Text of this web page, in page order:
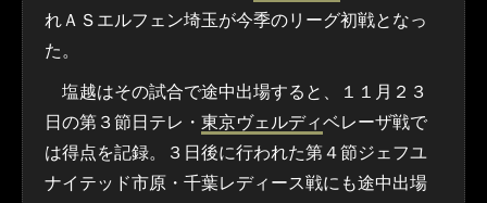
れＡＳエルフェン埼玉が今季のリーグ初戦となっ
た。
塩越はその試合で途中出場すると、１１月２３
日の第３節日テレ・ 東京ヴェルディベレーザ戦で
は得点を記録。３日後に行われた第４節ジェフユ
ナイテッド市原・千葉レディース戦にも途中出場